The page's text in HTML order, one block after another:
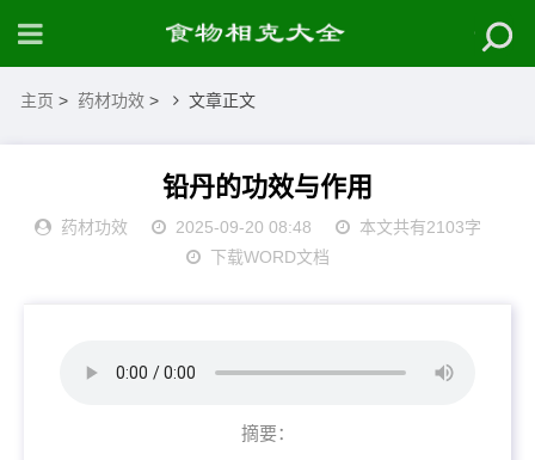
主页 > 药材功效 > 文章正文
铅丹的功效与作用
药材功效 2025-09-20 08:48
本文共有2103字
下载WORD文档
摘要：